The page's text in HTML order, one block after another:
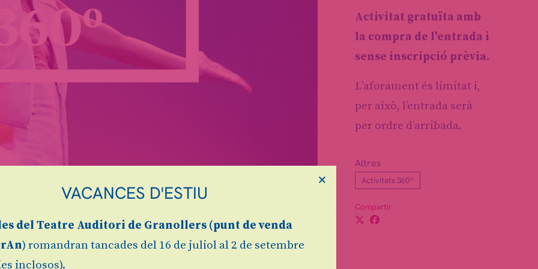
Activitat gratuïta amb
la compra de l'entrada i
sense inscripció prèvia.
L’aforament és limitat i,
per això, l’entrada serà
per ordre d’arribada.
Altres
Activitats 360º
Compartir
de l'Institut del Teatre i coreògraf,
aportant eines perquè gaudeixis més de la
acaba amb una conversa post-funció dinamitzada pel
VACANCES D'ESTIU
del Teatre Auditori de Granollers (punt de venda
) romandran tancades del 16 de juliol al 2 de setembre
inclosos).
×